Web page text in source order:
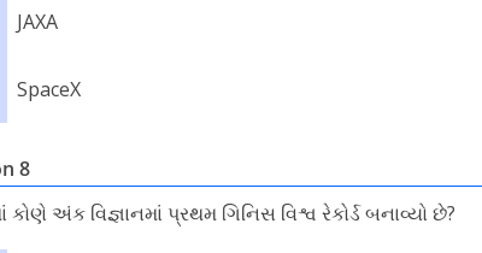
JAXA
SpaceX
8
કોણે અંક વિજ્ઞાનમાં પ્રથમ ગિનિસ વિશ્વ રેકોર્ડ બનાવ્યો છે?